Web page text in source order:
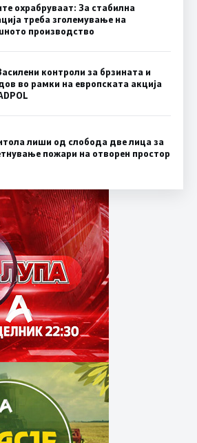
охрабруваат: За стабилна
треба зголемување на
производство
контроли за брзината и
во рамки на европската акција
лиши од слобода две лица за
пожари на отворен простор